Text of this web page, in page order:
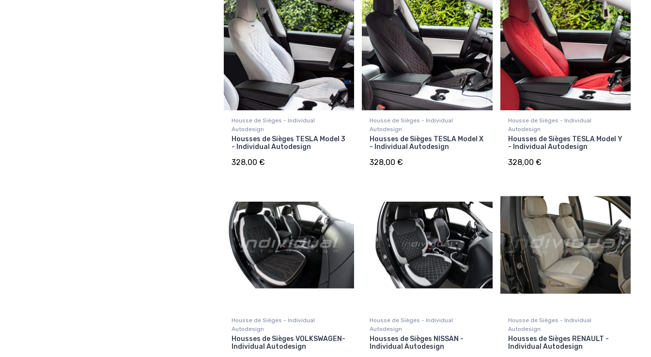
Housse de Sièges - Individual
Autodesign
Housses de Sièges TESLA Model 3
- Individual Autodesign
328,00 €
Housse de Sièges - Individual
Autodesign
Housses de Sièges TESLA Model X
- Individual Autodesign
328,00 €
Housse de Sièges - Individual
Autodesign
Housses de Sièges TESLA Model Y
- Individual Autodesign
328,00 €
Housse de Sièges - Individual
Autodesign
Housses de Sièges VOLKSWAGEN-
Individual Autodesign
Housse de Sièges - Individual
Autodesign
Housses de Sièges NISSAN -
Individual Autodesign
Housse de Sièges - Individual
Autodesign
Housses de Sièges RENAULT -
Individual Autodesign